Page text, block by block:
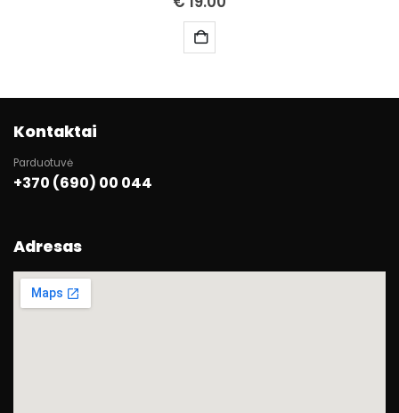
Kontaktai
Parduotuvė
+370 (690) 00 044
Adresas